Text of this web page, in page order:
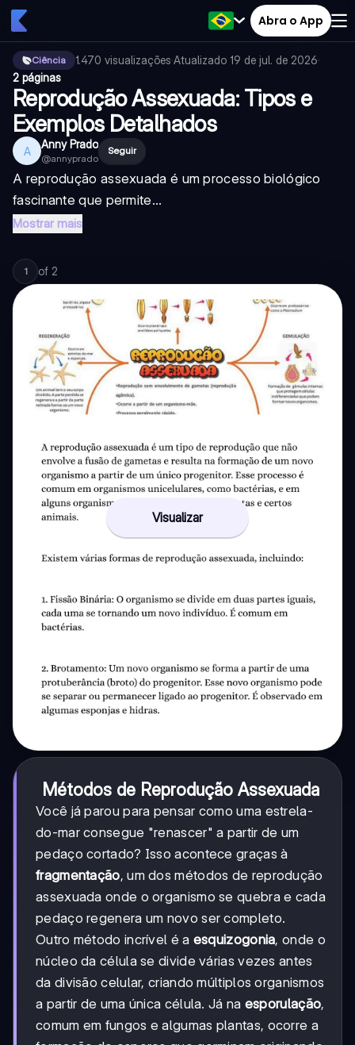
Abra o App
Ciência 1.470 visualizações·Atualizado 19 de jul. de 2026·
2 páginas
Reprodução Assexuada: Tipos e
Exemplos Detalhados
A Anny Prado
@annyprado
Seguir
A reprodução assexuada é um processo biológico
fascinante que permite...
Mostrar mais
1 of 2
Visualizar
Métodos de Reprodução Assexuada
Você já parou para pensar como uma estrela-
do-mar consegue "renascer" a partir de um
pedaço cortado? Isso acontece graças à
fragmentação, um dos métodos de reprodução
assexuada onde o organismo se quebra e cada
pedaço regenera um novo ser completo.
Outro método incrível é a esquizogonia, onde o
núcleo da célula se divide várias vezes antes
da divisão celular, criando múltiplos organismos
a partir de uma única célula. Já na esporulação,
comum em fungos e algumas plantas, ocorre a